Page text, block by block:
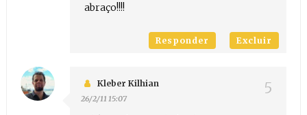
abraço!!!!
Responder Excluir
Kleber Kilhian
26/2/11 15:07